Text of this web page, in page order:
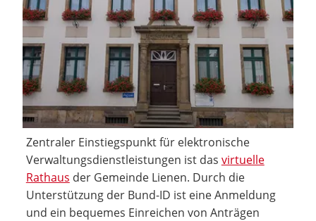
Zentraler Einstiegspunkt für elektronische
Verwaltungsdienstleistungen ist das virtuelle
Rathaus der Gemeinde Lienen. Durch die
Unterstützung der Bund-ID ist eine Anmeldung
und ein bequemes Einreichen von Anträgen